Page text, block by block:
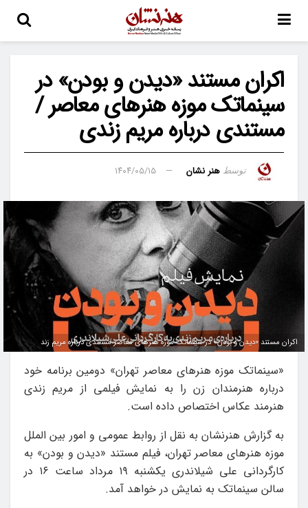
اکران مستند «دیدن و بودن» در
سینماتک موزه هنرهای معاصر /
مستندی درباره مریم زندی
توسط هنر نشان ۱۴۰۴/۰۵/۱۵
اکران مستند «دیدن و بودن» در سینماتک موزه هنرهای معاصر مستندی درباره مریم زند
«سینماتک موزه‌ هنرهای معاصر تهران» دومین برنامه خود
درباره هنرمندان زن را به نمایش فیلمی از مریم زندی
هنرمند عکاس اختصاص داده است.
به گزارش هنرنشان به نقل از روابط عمومی و امور بین الملل
موزه هنرهای معاصر تهران، فیلم مستند «دیدن و بودن» به
کارگردانی علی شیلاندری یکشنبه ۱۹ مرداد ساعت ۱۶ در
سالن سینماتک به نمایش در خواهد آمد.